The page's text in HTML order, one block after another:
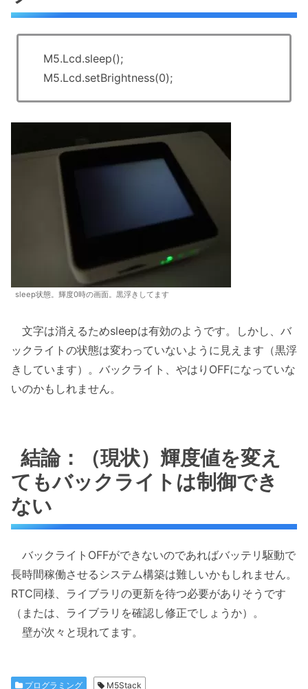
M5.Lcd.sleep();
M5.Lcd.setBrightness(0);
sleep状態。輝度0時の画面。黒浮きしてます
文字は消えるためsleepは有効のようです。しかし、バ
ックライトの状態は変わっていないように見えます（黒浮
きしています）。バックライト、やはりOFFになっていな
いのかもしれません。
結論：（現状）輝度値を変え
てもバックライトは制御でき
ない
バックライトOFFができないのであればバッテリ駆動で
長時間稼働させるシステム構築は難しいかもしれません。
RTC同様、ライブラリの更新を待つ必要がありそうです
（または、ライブラリを確認し修正でしょうか）。
壁が次々と現れてます。
プログラミング M5Stack